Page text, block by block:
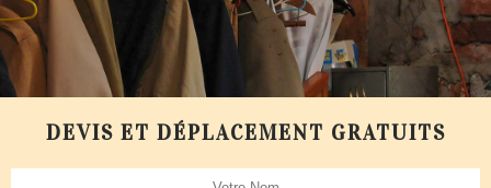
DEVIS ET DÉPLACEMENT GRATUITS